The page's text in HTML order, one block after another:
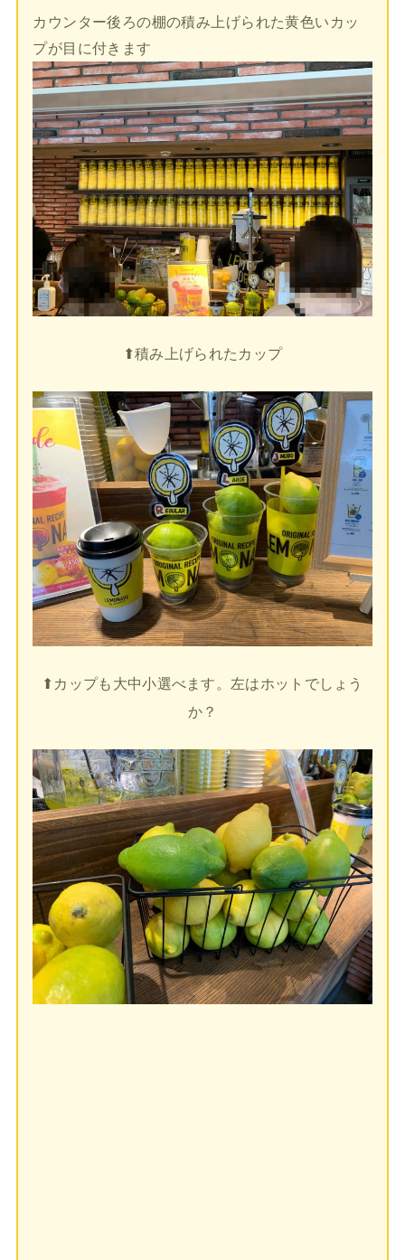
カウンター後ろの棚の積み上げられた黄色いカッ
プが目に付きます
⬆︎積み上げられたカップ
⬆︎カップも大中小選べます。左はホットでしょう
か？